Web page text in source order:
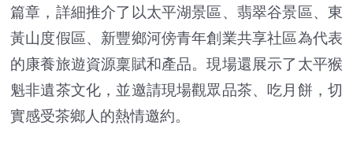
篇章，詳細推介了以太平湖景區、翡翠谷景區、東
黃山度假區、新豐鄉河傍青年創業共享社區為代表
的康養旅遊資源稟賦和產品。現場還展示了太平猴
魁非遺茶文化，並邀請現場觀眾品茶、吃月餅，切
實感受茶鄉人的熱情邀約。